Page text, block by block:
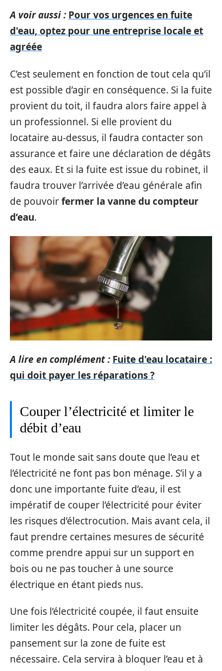
A voir aussi : Pour vos urgences en fuite
d'eau, optez pour une entreprise locale et
agréée
C’est seulement en fonction de tout cela qu’il
est possible d’agir en conséquence. Si la fuite
provient du toit, il faudra alors faire appel à
un professionnel. Si elle provient du
locataire au-dessus, il faudra contacter son
assurance et faire une déclaration de dégâts
des eaux. Et si la fuite est issue du robinet, il
faudra trouver l’arrivée d’eau générale afin
de pouvoirfermer la vanne du compteur
d’eau.
A lire en complément : Fuite d'eau locataire :
qui doit payer les réparations ?
Couper l’électricité et limiter le
débit d’eau
Tout le monde sait sans doute que l’eau et
l’électricité ne font pas bon ménage. S’il y a
donc une importante fuite d’eau, il est
impératif de couper l’électricité pour éviter
les risques d’électrocution. Mais avant cela, il
faut prendre certaines mesures de sécurité
comme prendre appui sur un support en
bois ou ne pas toucher à une source
électrique en étant pieds nus.
Une fois l’électricité coupée, il faut ensuite
limiter les dégâts. Pour cela, placer un
pansement sur la zone de fuite est
nécessaire. Cela servira à bloquer l’eau et à